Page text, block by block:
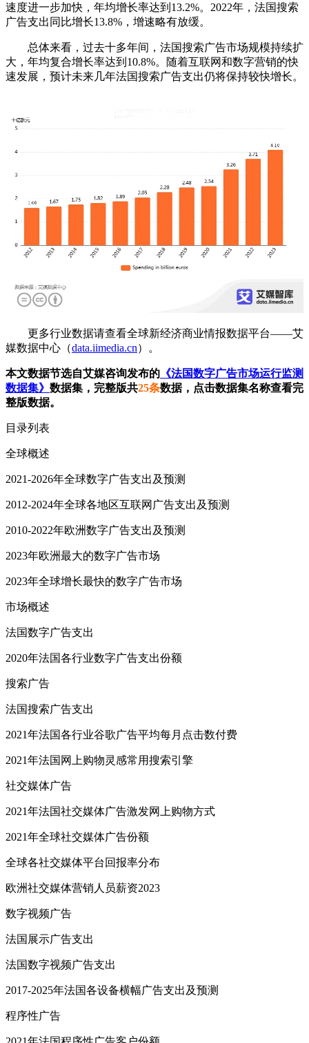
速度进一步加快，年均增长率达到13.2%。2022年，法国搜索
广告支出同比增长13.8%，增速略有放缓。
总体来看，过去十多年间，法国搜索广告市场规模持续扩
大，年均复合增长率达到10.8%。随着互联网和数字营销的快
速发展，预计未来几年法国搜索广告支出仍将保持较快增长。
更多行业数据请查看全球新经济商业情报数据平台——艾
媒数据中心（data.iimedia.cn）。
本文数据节选自艾媒咨询发布的 《法国数字广告市场运行监测
数据集》 数据集，完整版共25条数据，点击数据集名称查看完
整版数据。
目录列表
全球概述
2021-2026年全球数字广告支出及预测
2012-2024年全球各地区互联网广告支出及预测
2010-2022年欧洲数字广告支出及预测
2023年欧洲最大的数字广告市场
2023年全球增长最快的数字广告市场
市场概述
法国数字广告支出
2020年法国各行业数字广告支出份额
搜索广告
法国搜索广告支出
2021年法国各行业谷歌广告平均每月点击数付费
2021年法国网上购物灵感常用搜索引擎
社交媒体广告
2021年法国社交媒体广告激发网上购物方式
2021年全球社交媒体广告份额
全球各社交媒体平台回报率分布
欧洲社交媒体营销人员薪资2023
数字视频广告
法国展示广告支出
法国数字视频广告支出
2017-2025年法国各设备横幅广告支出及预测
程序性广告